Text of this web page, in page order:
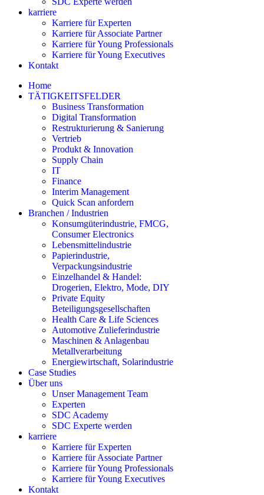
karriere
Karriere für Experten
Karriere für Associate Partner
Karriere für Young Professionals
Karriere für Young Executives
Kontakt
Home
TÄTIGKEITSFELDER
Business Transformation
Digital Transformation
Restrukturierung & Sanierung
Vertrieb
Produkt & Innovation
Supply Chain
IT
Finance
Interim Management
Quick Scan anfordern
Branchen / Industrien
Konsumgüterindustrie, FMCG,
Consumer Electronics
Lebensmittelindustrie
Papierindustrie,
Verpackungsindustrie
Einzelhandel & Handel:
Drogerien, Elektro, Mode, DIY
Private Equity
Beteiligungsgesellschaften
Health Care & Life Sciences
Automotive Zulieferindustrie
Maschinen & Anlagenbau
Metallverarbeitung
Energiewirtschaft, Solarindustrie
Case Studies
Über uns
Unser Management Team
Experten
SDC Academy
SDC Experte werden
karriere
Karriere für Experten
Karriere für Associate Partner
Karriere für Young Professionals
Karriere für Young Executives
Kontakt